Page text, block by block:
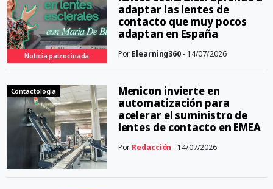
Noticia patrocinada
adaptar las lentes de
contacto que muy pocos
adaptan en España
Por Elearning360 - 14/07/2026
Contactología
Menicon invierte en
automatización para
acelerar el suministro de
lentes de contacto en EMEA
Por Redacción - 14/07/2026